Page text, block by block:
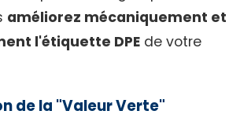
améliorez mécaniquement et
l'étiquette DPE de votre
de la "Valeur Verte"